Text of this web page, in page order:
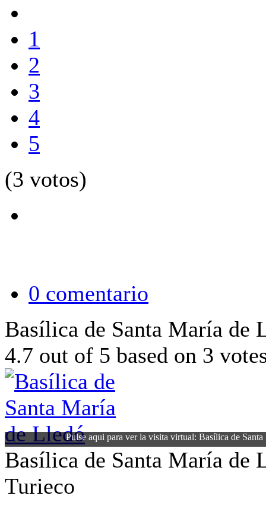
1
2
3
4
5
(3 votos)
0 comentario
Basílica de Santa María de
4.7 out of 5 based on 3
Pulse aqui para ver la visita virtual: Basílica de
Basílica de Santa María de
Turieco